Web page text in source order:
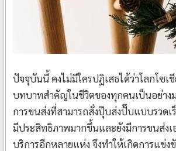
ปัจจุบันนี้ คงไม่มีใครปฏิเสธได้ว่าโลกโซเ
บทบาทสำคัญในชีวิตของทุกคนเป็นอย่าง
การขนส่งที่สามารถสั่งปุ๊บส่งปั๊บแบบรวดเ
มีประสิทธิภาพมากขึ้นและยังมีการขนส่งเ
บริการอีกหลายแห่ง จึงทำให้เกิดการแข่ง